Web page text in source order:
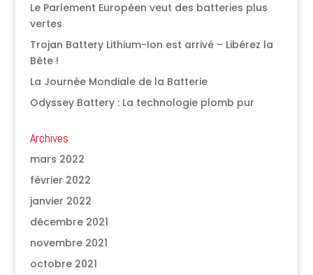
Le Parlement Européen veut des batteries plus
vertes
Trojan Battery Lithium-Ion est arrivé – Libérez la
Bête !
La Journée Mondiale de la Batterie
Odyssey Battery : La technologie plomb pur
Archives
mars 2022
février 2022
janvier 2022
décembre 2021
novembre 2021
octobre 2021